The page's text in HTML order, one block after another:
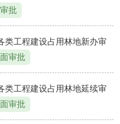
批
类工程建设占用林地新办审
审批
类工程建设占用林地延续审
审批